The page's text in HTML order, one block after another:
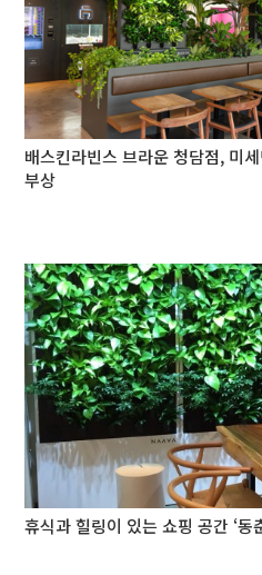
배스킨라빈스 브라운 청담점, 미
부상
휴식과 힐링이 있는 쇼핑 공간 ‘동